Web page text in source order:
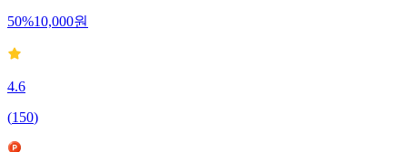
50%10,000원
4.6
(150)